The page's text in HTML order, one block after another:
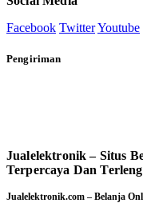
Facebook TwitterYoutube
Pengiriman
Jualelektronik – Situs
Terpercaya Dan
Jualelektronik.com – Belanja